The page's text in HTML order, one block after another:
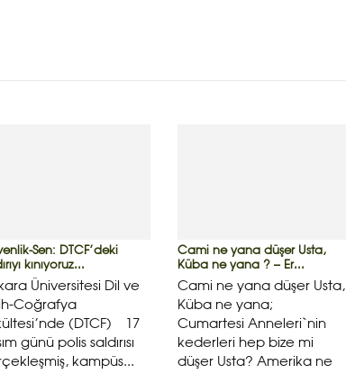
Sen: DTCF’deki
kınıyoruz...
Üniversitesi Dil ve
Coğrafya
(DTCF) 17
günü polis saldırısı
kampüs...
Cami ne yana düşer Usta,
Küba ne yana ? – Er...
Cami ne yana düşer Usta,
Küba ne yana;
Cumartesi Anneleri`nin
kederleri hep bize mi
düşer Usta? Amerika ne